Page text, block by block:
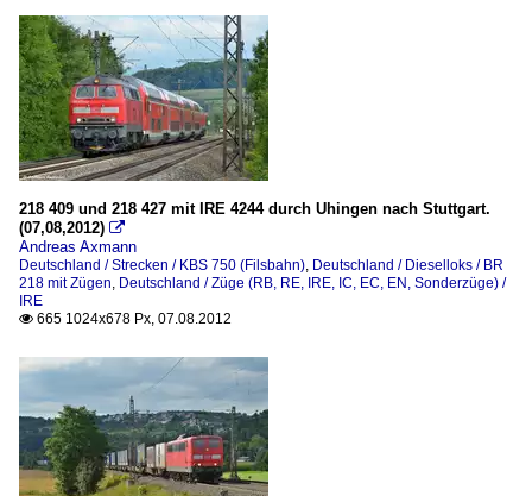
218 409 und 218 427 mit IRE 4244 durch Uhingen nach Stuttgart.
(07,08,2012) 
Andreas Axmann
Deutschland / Strecken / KBS 750 (Filsbahn), Deutschland / Dieselloks / BR
218 mit Zügen, Deutschland / Züge (RB, RE, IRE, IC, EC, EN, Sonderzüge) /
IRE
 665 1024x678 Px, 07.08.2012